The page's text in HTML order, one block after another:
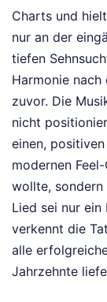
Charts und
nur an der
tiefen
Harmonie
zuvor. Die
nicht
einen,
modernen
wollte, sondern
Lied sei nur
verkennt die
alle
Jahrzehnte